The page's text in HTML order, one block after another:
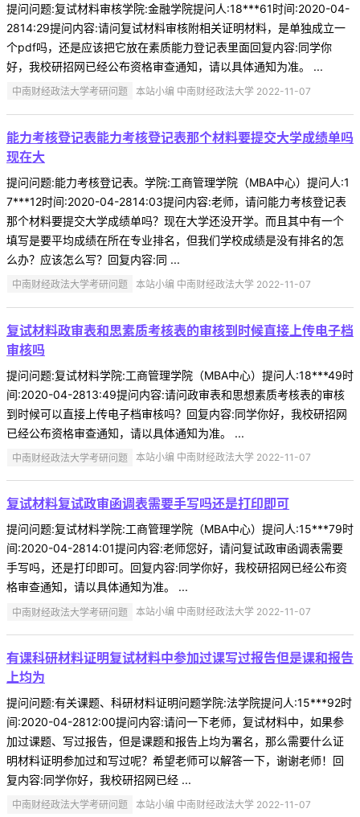
提问问题:复试材料审核学院:金融学院提问人:18***61时间:2020-04-
2814:29提问内容:请问复试材料审核附相关证明材料，是单独成立一
个pdf吗，还是应该把它放在素质能力登记表里面回复内容:同学你
好，我校研招网已经公布资格审查通知，请以具体通知为准。 ...
中南财经政法大学考研问题 本站小编 中南财经政法大学 2022-11-07
能力考核登记表能力考核登记表那个材料要提交大学成绩单吗
现在大
提问问题:能力考核登记表。学院:工商管理学院（MBA中心）提问人:1
7***12时间:2020-04-2814:03提问内容:老师，请问能力考核登记表
那个材料要提交大学成绩单吗？现在大学还没开学。而且其中有一个
填写是要平均成绩在所在专业排名，但我们学校成绩是没有排名的怎
么办？应该怎么写？回复内容:同 ...
中南财经政法大学考研问题 本站小编 中南财经政法大学 2022-11-07
复试材料政审表和思素质考核表的审核到时候直接上传电子档
审核吗
提问问题:复试材料学院:工商管理学院（MBA中心）提问人:18***49时
间:2020-04-2813:49提问内容:请问政审表和思想素质考核表的审核
到时候可以直接上传电子档审核吗？回复内容:同学你好，我校研招网
已经公布资格审查通知，请以具体通知为准。 ...
中南财经政法大学考研问题 本站小编 中南财经政法大学 2022-11-07
复试材料复试政审函调表需要手写吗还是打印即可
提问问题:复试材料学院:工商管理学院（MBA中心）提问人:15***79时
间:2020-04-2814:01提问内容:老师您好，请问复试政审函调表需要
手写吗，还是打印即可。回复内容:同学你好，我校研招网已经公布资
格审查通知，请以具体通知为准。 ...
中南财经政法大学考研问题 本站小编 中南财经政法大学 2022-11-07
有课科研材料证明复试材料中参加过课写过报告但是课和报告
上均为
提问问题:有关课题、科研材料证明问题学院:法学院提问人:15***92时
间:2020-04-2812:00提问内容:请问一下老师，复试材料中，如果参
加过课题、写过报告，但是课题和报告上均为署名，那么需要什么证
明材料证明参加过和写过呢？希望老师可以解答一下，谢谢老师！回
复内容:同学你好，我校研招网已经 ...
中南财经政法大学考研问题 本站小编 中南财经政法大学 2022-11-07